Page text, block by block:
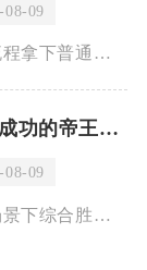
08-09
配合军团完整流程拿下普通郡城整体消耗在一个半周期，丰产重镇需要两个周期，若是全程
可否分享一套成功的帝王三国单挑最强阵容
08-09
帝王三国单挑场景下综合胜率最高的成型阵容为典韦（主坦步将）、刘三刀（核心爆发骑将